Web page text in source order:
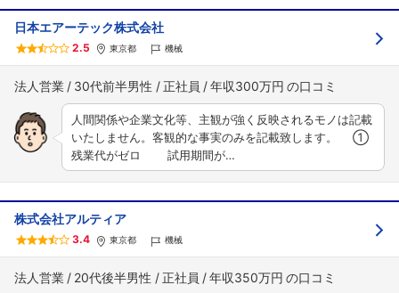
日本エアーテック株式会社
2.5 東京都 機械
法人営業 30代前半男性 正社員 年収300万円
人間関係や企業文化等、主観が強く反映されるモノは記載
いたしません。客観的な事実のみを記載致します。 ①
残業代がゼロ 試用期間が…
株式会社アルティア
3.4 東京都 機械
法人営業 20代後半男性 正社員 年収350万円